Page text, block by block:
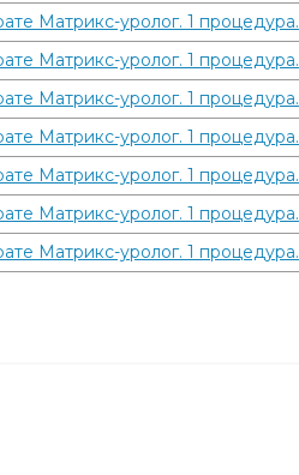
Матрикс-уролог. 1 процедура.
Матрикс-уролог. 1 процедура.
Матрикс-уролог. 1 процедура.
Матрикс-уролог. 1 процедура.
Матрикс-уролог. 1 процедура.
Матрикс-уролог. 1 процедура.
Матрикс-уролог. 1 процедура.